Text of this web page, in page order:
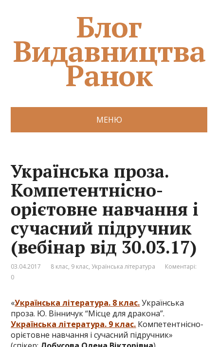
Блог
Видавництва
Ранок
МЕНЮ
Українська проза.
Компетентнісно-
орієтовне навчання і
сучасний підручник
(вебінар від 30.03.17)
03.04.2017 8 клас, 9 клас, Українська література
Коментарі:
0
«Українська література. 8 клас.Українська
проза. Ю. Вінничук “Місце для дракона”.
Українська література. 9 клас. Компетентнісно-
орієтовне навчання і сучасний підручник»